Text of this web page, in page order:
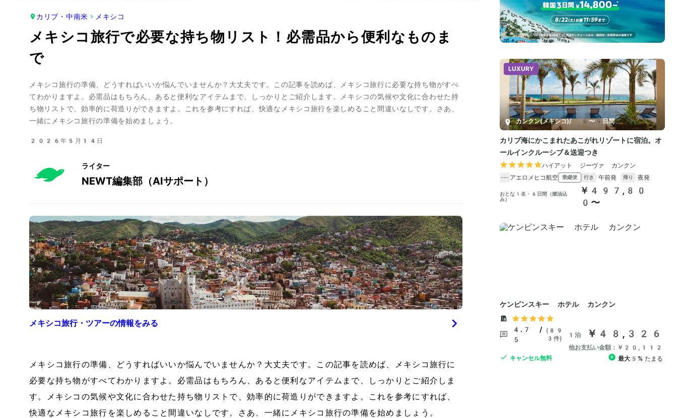
カリブ・中南米 メキシコ
メキシコ旅行で必要な持ち物リスト！必需品から便利なものま
で
メキシコ旅行の準備、どうすればいいか悩んでいませんか？大丈夫です。この記事を読めば、メキシコ旅行に必要な持ち物がすべ
てわかりますよ。必需品はもちろん、あると便利なアイテムまで、しっかりとご紹介します。メキシコの気候や文化に合わせた持
ち物リストで、効率的に荷造りができますよ。これを参考にすれば、快適なメキシコ旅行を楽しめること間違いなしです。さあ、
一緒にメキシコ旅行の準備を始めましょう。
2026年5月14日
ライター
NEWT編集部（AIサポート）
メキシコ旅行・ツアーの情報をみる
メキシコ旅行の準備、どうすればいいか悩んでいませんか？大丈夫です。この記事を読めば、メキシコ旅行に
必要な持ち物がすべてわかりますよ。必需品はもちろん、あると便利なアイテムまで、しっかりとご紹介しま
す。メキシコの気候や文化に合わせた持ち物リストで、効率的に荷造りができますよ。これを参考にすれば、
快適なメキシコ旅行を楽しめること間違いなしです。さあ、一緒にメキシコ旅行の準備を始めましょう。